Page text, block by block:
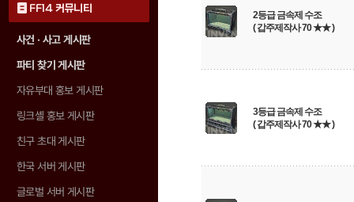
FF14 커뮤니티
사건 · 사고 게시판
파티 찾기 게시판
자유부대 홍보 게시판
링크셸 홍보 게시판
친구 초대 게시판
한국 서버 게시판
글로벌 서버 게시판
2등급 금속제 수조
( 갑주제작사 70 ★★ )
3등급 금속제 수조
( 갑주제작사 70 ★★ )